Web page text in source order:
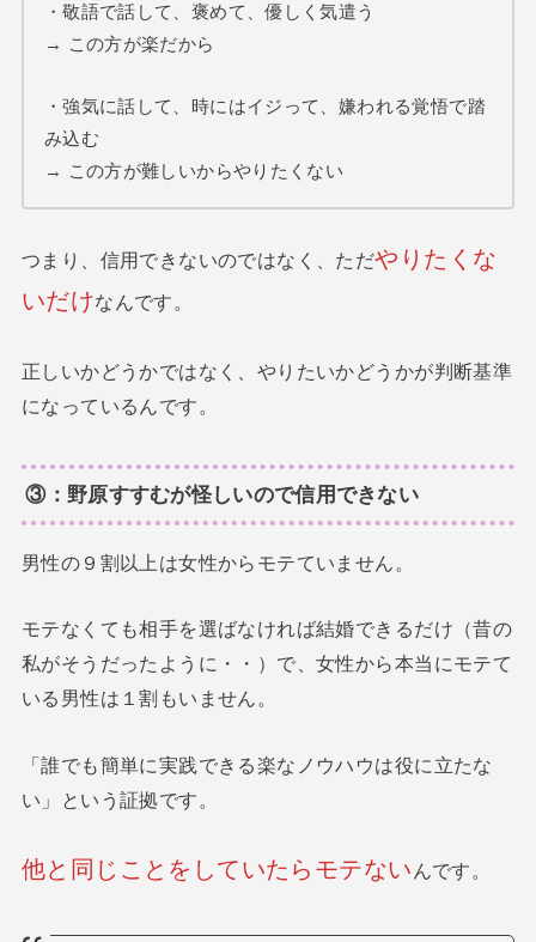
・敬語で話して、褒めて、優しく気遣う
→ この方が楽だから
・強気に話して、時にはイジって、嫌われる覚悟で踏
み込む
→ この方が難しいからやりたくない
つまり、信用できないのではなく、ただやりたくな
いだけなんです。
正しいかどうかではなく、やりたいかどうかが判断基準
になっているんです。
③：野原すすむが怪しいので信用できない
男性の９割以上は女性からモテていません。
モテなくても相手を選ばなければ結婚できるだけ（昔の
私がそうだったように・・）で、女性から本当にモテて
いる男性は１割もいません。
「誰でも簡単に実践できる楽なノウハウは役に立たな
い」という証拠です。
他と同じことをしていたらモテない んです。